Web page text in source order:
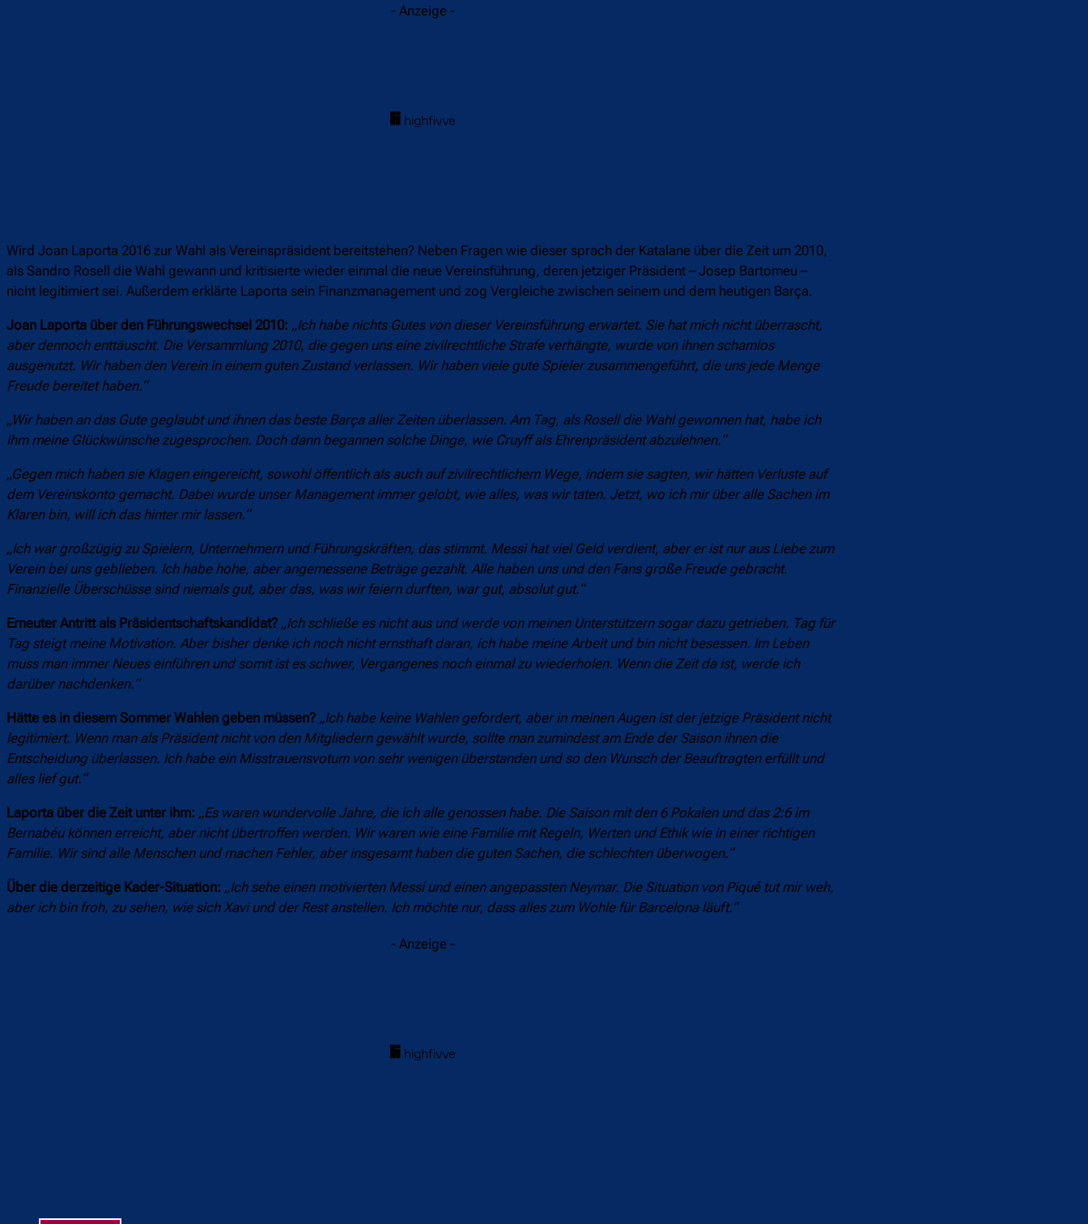
- Anzeige -
Wird Joan Laporta 2016 zur Wahl als Vereinspräsident bereitstehen? Neben Fragen wie dieser sprach der Katalane über die Zeit um 2010,
als Sandro Rosell die Wahl gewann und kritisierte wieder einmal die neue Vereinsführung, deren jetziger Präsident – Josep Bartomeu –
nicht legitimiert sei. Außerdem erklärte Laporta sein Finanzmanagement und zog Vergleiche zwischen seinem und dem heutigen Barça.
Joan Laporta über den Führungswechsel 2010: „Ich habe nichts Gutes von dieser Vereinsführung erwartet. Sie hat mich nicht überrascht,
aber dennoch enttäuscht. Die Versammlung 2010, die gegen uns eine zivilrechtliche Strafe verhängte, wurde von ihnen schamlos
ausgenutzt. Wir haben den Verein in einem guten Zustand verlassen. Wir haben viele gute Spieler zusammengeführt, die uns jede Menge
Freude bereitet haben.“
„Wir haben an das Gute geglaubt und ihnen das beste Barça aller Zeiten überlassen. Am Tag, als Rosell die Wahl gewonnen hat, habe ich
ihm meine Glückwünsche zugesprochen. Doch dann begannen solche Dinge, wie Cruyff als Ehrenpräsident abzulehnen.“
„Gegen mich haben sie Klagen eingereicht, sowohl öffentlich als auch auf zivilrechtlichem Wege, indem sie sagten, wir hätten Verluste auf
dem Vereinskonto gemacht. Dabei wurde unser Management immer gelobt, wie alles, was wir taten. Jetzt, wo ich mir über alle Sachen im
Klaren bin, will ich das hinter mir lassen.“
„Ich war großzügig zu Spielern, Unternehmern und Führungskräften, das stimmt. Messi hat viel Geld verdient, aber er ist nur aus Liebe zum
Verein bei uns geblieben. Ich habe hohe, aber angemessene Beträge gezahlt. Alle haben uns und den Fans große Freude gebracht.
Finanzielle Überschüsse sind niemals gut, aber das, was wir feiern durften, war gut, absolut gut.“
Erneuter Antritt als Präsidentschaftskandidat? „Ich schließe es nicht aus und werde von meinen Unterstützern sogar dazu getrieben. Tag für
Tag steigt meine Motivation. Aber bisher denke ich noch nicht ernsthaft daran, ich habe meine Arbeit und bin nicht besessen. Im Leben
muss man immer Neues einführen und somit ist es schwer, Vergangenes noch einmal zu wiederholen. Wenn die Zeit da ist, werde ich
darüber nachdenken.“
Hätte es in diesem Sommer Wahlen geben müssen? „Ich habe keine Wahlen gefordert, aber in meinen Augen ist der jetzige Präsident nicht
legitimiert. Wenn man als Präsident nicht von den Mitgliedern gewählt wurde, sollte man zumindest am Ende der Saison ihnen die
Entscheidung überlassen. Ich habe ein Misstrauensvotum von sehr wenigen überstanden und so den Wunsch der Beauftragten erfüllt und
alles lief gut.“
Laporta über die Zeit unter ihm: „Es waren wundervolle Jahre, die ich alle genossen habe. Die Saison mit den 6 Pokalen und das 2:6 im
Bernabéu können erreicht, aber nicht übertroffen werden. Wir waren wie eine Familie mit Regeln, Werten und Ethik wie in einer richtigen
Familie. Wir sind alle Menschen und machen Fehler, aber insgesamt haben die guten Sachen, die schlechten überwogen.“
Über die derzeitige Kader-Situation: „Ich sehe einen motivierten Messi und einen angepassten Neymar. Die Situation von Piqué tut mir weh,
aber ich bin froh, zu sehen, wie sich Xavi und der Rest anstellen. Ich möchte nur, dass alles zum Wohle für Barcelona läuft.“
- Anzeige -